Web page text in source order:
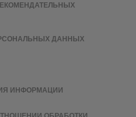
ДАННЫХ
ИНФОРМАЦИИ